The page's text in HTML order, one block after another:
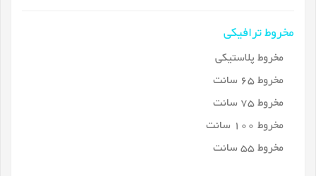
مخروط ترافیکی
مخروط پلاستیکی
مخروط 65 سانت
مخروط 75 سانت
مخروط 100 سانت
مخروط 55 سانت